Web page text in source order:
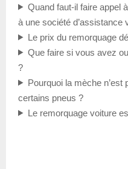
Quand faut-il faire appel
à une société d’assistance
Le prix du remorquage
Que faire si vous avez
?
Pourquoi la mèche
certains pneus ?
Le remorquage voiture